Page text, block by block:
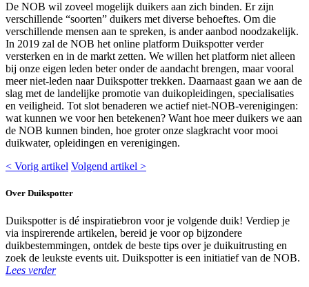
De NOB wil zoveel mogelijk duikers aan zich binden. Er zijn
verschillende “soorten” duikers met diverse behoeftes. Om die
verschillende mensen aan te spreken, is ander aanbod noodzakelijk.
In 2019 zal de NOB het online platform Duikspotter verder
versterken en in de markt zetten. We willen het platform niet alleen
bij onze eigen leden beter onder de aandacht brengen, maar vooral
meer niet-leden naar Duikspotter trekken. Daarnaast gaan we aan de
slag met de landelijke promotie van duikopleidingen, specialisaties
en veiligheid. Tot slot benaderen we actief niet-NOB-verenigingen:
wat kunnen we voor hen betekenen? Want hoe meer duikers we aan
de NOB kunnen binden, hoe groter onze slagkracht voor mooi
duikwater, opleidingen en verenigingen.
< Vorig artikel Volgend artikel >
Over Duikspotter
Duikspotter is dé inspiratiebron voor je volgende duik! Verdiep je
via inspirerende artikelen, bereid je voor op bijzondere
duikbestemmingen, ontdek de beste tips over je duikuitrusting en
zoek de leukste events uit. Duikspotter is een initiatief van de NOB.
Lees verder